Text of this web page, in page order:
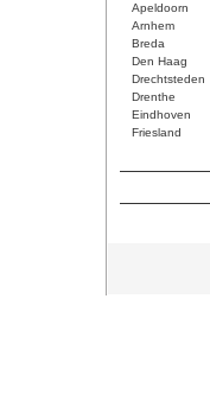
Apeldoorn
Arnhem
Breda
Den Haag
Drechtsteden
Drenthe
Eindhoven
Friesland